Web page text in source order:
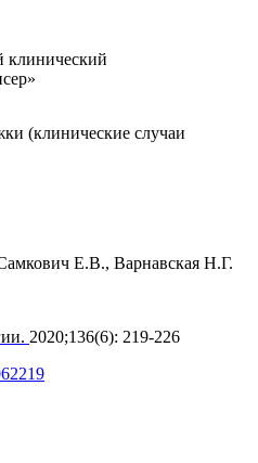
клинический
(клинические случаи
Е.В., Варнавская Н.Г.
2020;136(6): 219‑226